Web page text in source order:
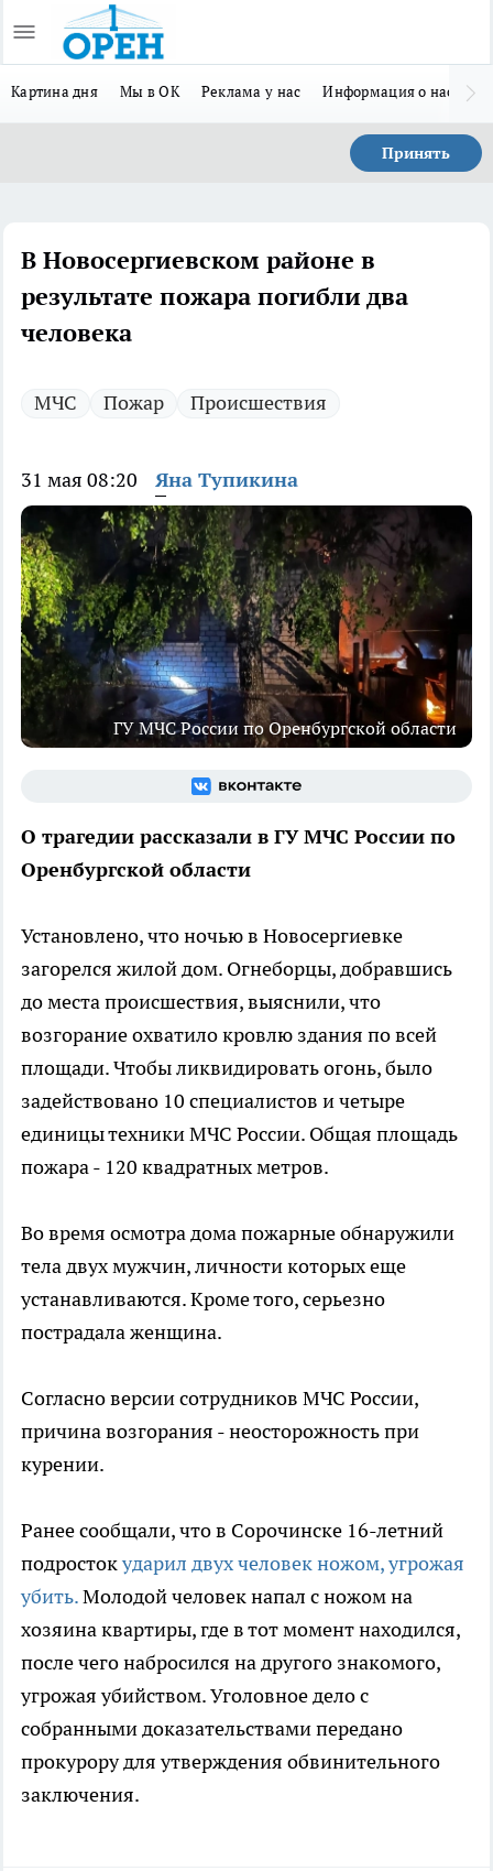
Картина дня Мы в ОК Реклама у нас Информация о нас
Принять
В Новосергиевском районе в
результате пожара погибли два
человека
МЧС Пожар Происшествия
31 мая 08:20 Яна Тупикина
ГУ МЧС России по Оренбургской области
О трагедии рассказали в ГУ МЧС России по
Оренбургской области
Установлено, что ночью в Новосергиевке
загорелся жилой дом. Огнеборцы, добравшись
до места происшествия, выяснили, что
возгорание охватило кровлю здания по всей
площади. Чтобы ликвидировать огонь, было
задействовано 10 специалистов и четыре
единицы техники МЧС России. Общая площадь
пожара - 120 квадратных метров.
Во время осмотра дома пожарные обнаружили
тела двух мужчин, личности которых еще
устанавливаются. Кроме того, серьезно
пострадала женщина.
Согласно версии сотрудников МЧС России,
причина возгорания - неосторожность при
курении.
Ранее сообщали, что в Сорочинске 16-летний
подростокударил двух человек ножом, угрожая
убить.Молодой человек напал с ножом на
хозяина квартиры, где в тот момент находился,
после чего набросился на другого знакомого,
угрожая убийством. Уголовное дело с
собранными доказательствами передано
прокурору для утверждения обвинительного
заключения.